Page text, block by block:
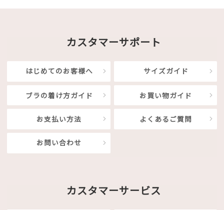
カスタマーサポート
はじめてのお客様へ サイズガイド
ブラの着け方ガイド お買い物ガイド
お支払い方法 よくあるご質問
お問い合わせ
カスタマーサービス